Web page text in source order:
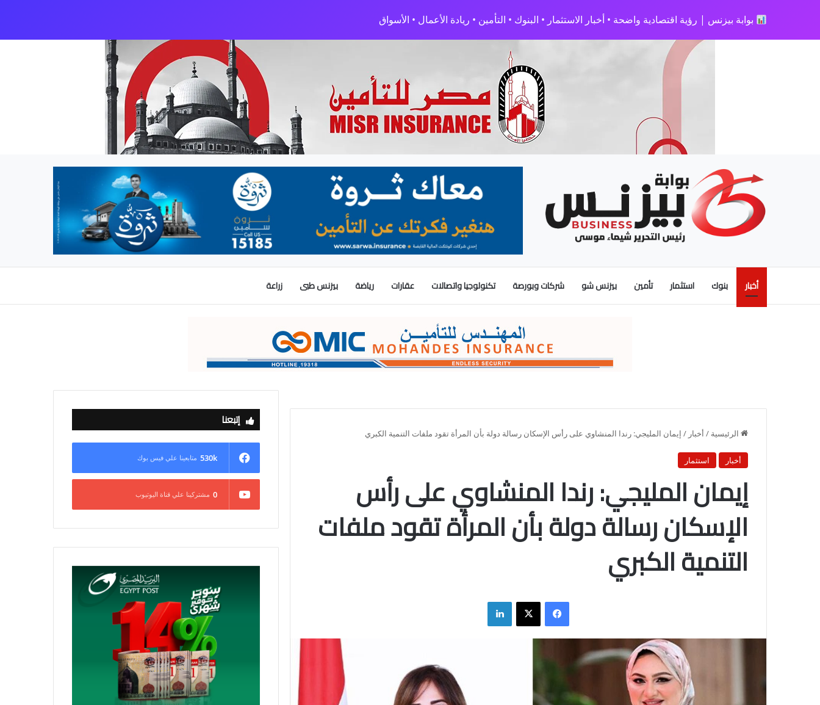
بوابة بيزنس | رؤية اقتصادية واضحة • أخبار الاستثمار • البنوك • التأمين • ريادة الأعمال • الأسواق
أخبار بنوك استثمار تأمين بيزنس شو شركات وبورصة تكنولوجيا واتصالات عقارات رياضة بيزنس طبى زراعة
الرئيسية / أخبار / إيمان المليجي: رندا المنشاوي على رأس الإسكان رسالة دولة بأن المرأة تقود ملفات التنمية الكبري
أخبار استثمار
إيمان المليجي: رندا المنشاوي على رأس
الإسكان رسالة دولة بأن المرأة تقود ملفات
التنمية الكبري
فيسبوك X
إتبعنا
530k متابعينا علي فيس بوك
0 مشتركينا علي قناة اليوتيوب